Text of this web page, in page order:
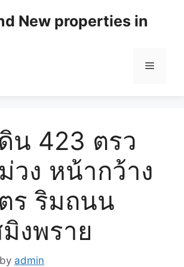
New properties in
น 423 ตรว
วง หน้ากว้าง
ร ริมถนน
งพราย
by admin